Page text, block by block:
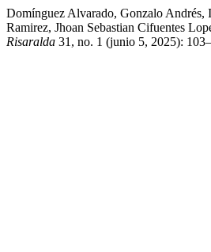
Domínguez Alvarado, Gonzalo Andrés,
Ramirez, Jhoan Sebastian Cifuentes
Risaralda 31, no. 1 (junio 5, 2025):